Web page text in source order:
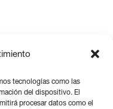
tecnologías como las
del dispositivo. El
procesar datos como el